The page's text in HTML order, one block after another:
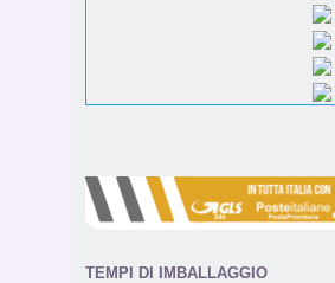
TEMPI DI IMBALLAGGIO